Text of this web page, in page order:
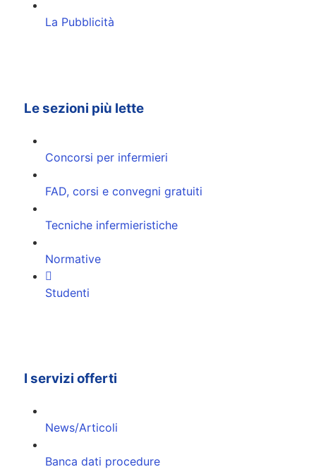
La Pubblicità
Le sezioni più lette
Concorsi per infermieri
FAD, corsi e convegni gratuiti
Tecniche infermieristiche
Normative
Studenti
I servizi offerti
News/Articoli
Banca dati procedure